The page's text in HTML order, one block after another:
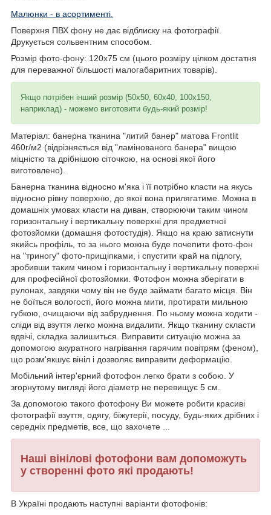
Малюнки - в асортименті.
Поверхня ПВХ фону не дає відблиску на фотографії.
Друкується сольвентним способом.
Розмір фото-фону: 120х75 см (цього розміру цілком достатня
для переважної більшості малогабаритних товарів).
Якщо потрібен інший розмір (50х50, 60х40, 100х150,
наприклад) - можемо виготовити будь-який розмір!
Матеріал: банерна тканина "литий банер" матова Frontlit
460г/м2 (відрізняється від "ламінованого банера" вищою
міцністю та дрібнішою сіточкою, на основі якої його
виготовлено).
Банерна тканина відносно м'яка і її потрібно класти на якусь
відносно рівну поверхню, до якої вона прилягатиме. Можна в
домашніх умовах класти на диван, створюючи таким чином
горизонтальну і вертикальну поверхні для предметної
фотозйомки (домашня фотостудія). Якщо на краю затиснути
якийсь профіль, то за нього можна буде почепити фото-фон
на "триногу" фото-прищіпками, і спустити край на підлогу,
зробивши таким чином і горизонтальну і вертикальну поверхні
для професійної фотозйомки. Фотофон можна зберігати в
рулонах, завдяки чому він не буде займати багато місця. Він
не боїться вологості, його можна мити, протирати мильною
губкою, очищаючи від забруднення. По ньому можна ходити -
сліди від взуття легко можна видалити. Якщо тканину скласти
вдвічі, складка залишиться. Виправити ситуацію можна за
допомогою акуратного нагрівання гарячим повітрям (феном),
що розм'якшує вініл і дозволяє виправити деформацію.
Мобільний інтер'єрний фотофон легко брати з собою. У
згорнутому вигляді його діаметр не перевищує 5 см.
За допомогою такого фотофону Ви можете робити красиві
фотографії взуття, одягу, біжутерії, посуду, будь-яких дрібних і
середніх предметів, все, що захочете ...
Наші вінілові фотофони вам допоможуть
у створенні фото які продають!
В Україні продають наступні варіанти фотофонів: